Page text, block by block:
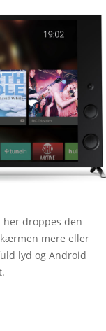
her droppes den
mere eller
lyd og Android